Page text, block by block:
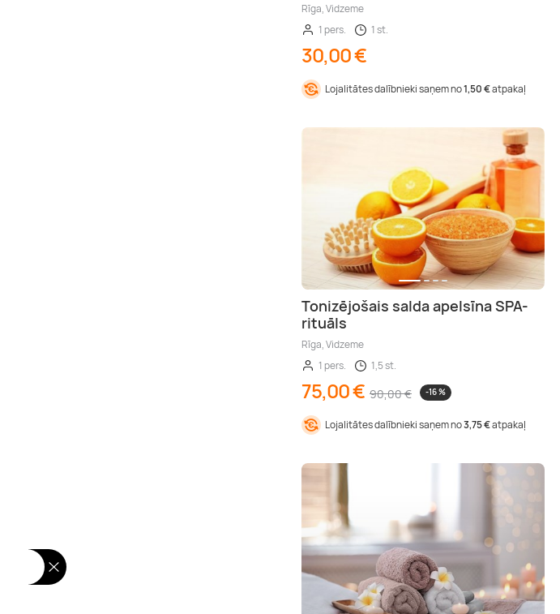
Rīga, Vidzeme
1 pers.
1 st.
30,00 €
Lojalitātes dalībnieki saņem no1,50 €atpakaļ
Tonizējošais salda apelsīna SPA-
rituāls
Rīga, Vidzeme
1 pers.
1,5 st.
75,00 € 90,00 € -16 %
Lojalitātes dalībnieki saņem no3,75 €atpakaļ